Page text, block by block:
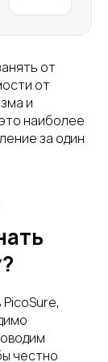
от
от
и
наиболее
за один
честно